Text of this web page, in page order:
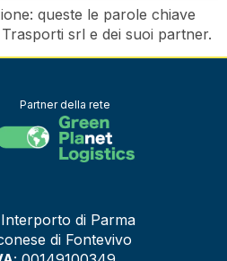
queste le parole chiave
srl e dei suoi partner.
Partner della rete
di Parma
di Fontevivo